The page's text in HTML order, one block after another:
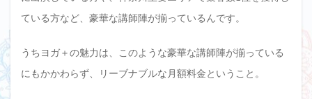
ている方など、豪華な講師陣が揃っているんです。
うちヨガ＋の魅力は、このような豪華な講師陣が揃っている
にもかかわらず、リーブナブルな月額料金ということ。